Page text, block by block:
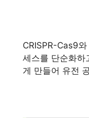
CRISPR-Cas9
세스를 단순화하
게 만들어 유전